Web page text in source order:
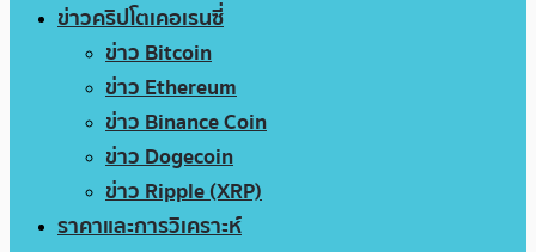
ข่าวคริปโตเคอเรนซี่
ข่าว Bitcoin
ข่าว Ethereum
ข่าว Binance Coin
ข่าว Dogecoin
ข่าว Ripple (XRP)
ราคาและการวิเคราะห์